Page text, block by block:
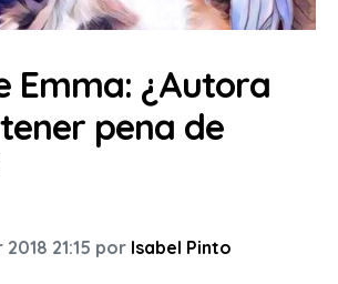
Emma: ¿Autora
pena de
21:15 por Isabel Pinto